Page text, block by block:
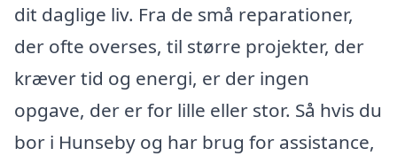
dit daglige liv. Fra de små reparationer,
der ofte overses, til større projekter, der
kræver tid og energi, er der ingen
opgave, der er for lille eller stor. Så hvis du
bor i Hunseby og har brug for assistance,